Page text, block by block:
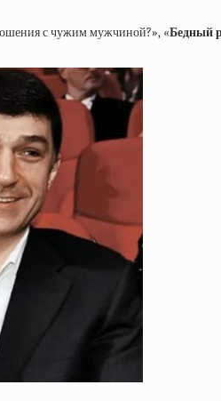
с чужим мужчиной?», «Бедный